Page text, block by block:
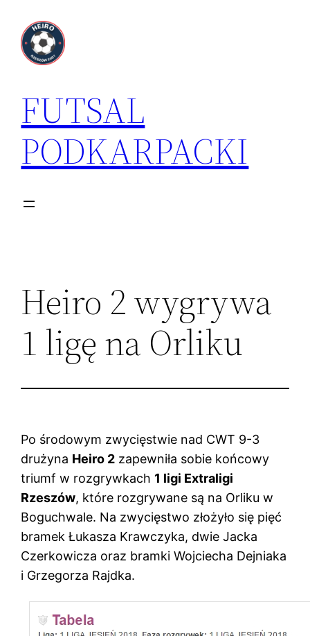
treści
FUTSAL
PODKARPACKI
Heiro 2 wygrywa
1 ligę na Orliku
Po środowym zwycięstwie nad CWT 9-3
drużyna Heiro 2 zapewniła sobie końcowy
triumf w rozgrywkach 1 ligi Extraligi
Rzeszów, które rozgrywane są na Orliku w
Boguchwale. Na zwycięstwo złożyło się pięć
bramek Łukasza Krawczyka, dwie Jacka
Czerkowicza oraz bramki Wojciecha Dejniaka
i Grzegorza Rajdka.